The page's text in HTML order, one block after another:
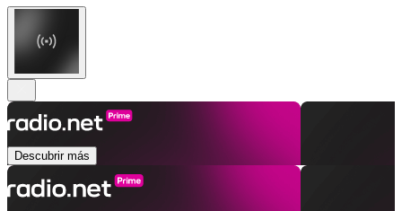
Descubrir más